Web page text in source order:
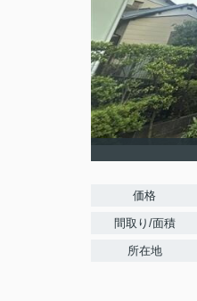
価格
間取り/面積
所在地